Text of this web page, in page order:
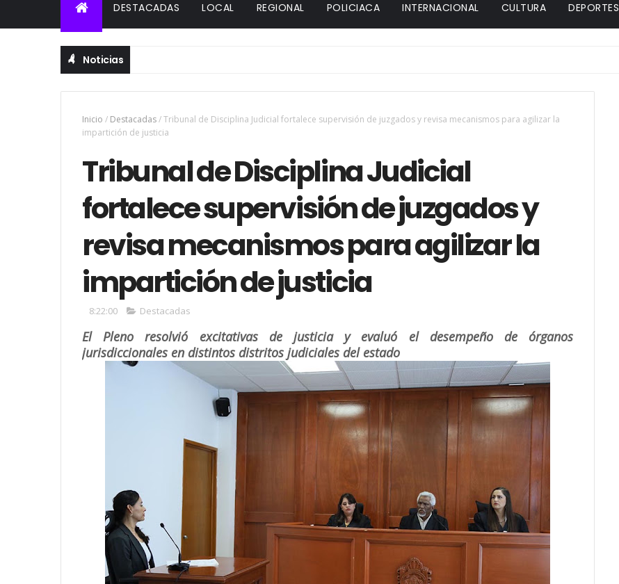
DESTACADAS LOCAL REGIONAL POLICIACA INTERNACIONAL CULTURA DEPORTES
Noticias
Inicio / Destacadas/Tribunal de Disciplina Judicial fortalece supervisión de juzgados y revisa mecanismos para agilizar la
impartición de justicia
Tribunal de Disciplina Judicial
fortalece supervisión de juzgados y
revisa mecanismos para agilizar la
impartición de justicia
8:22:00 Destacadas
El Pleno resolvió excitativas de justicia y evaluó el desempeño de órganos
jurisdiccionales en distintos distritos judiciales del estado